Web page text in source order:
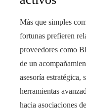
Más que simples
fortunas prefieren
proveedores como
de un
asesoría estratégica,
herramientas
hacia asociaciones